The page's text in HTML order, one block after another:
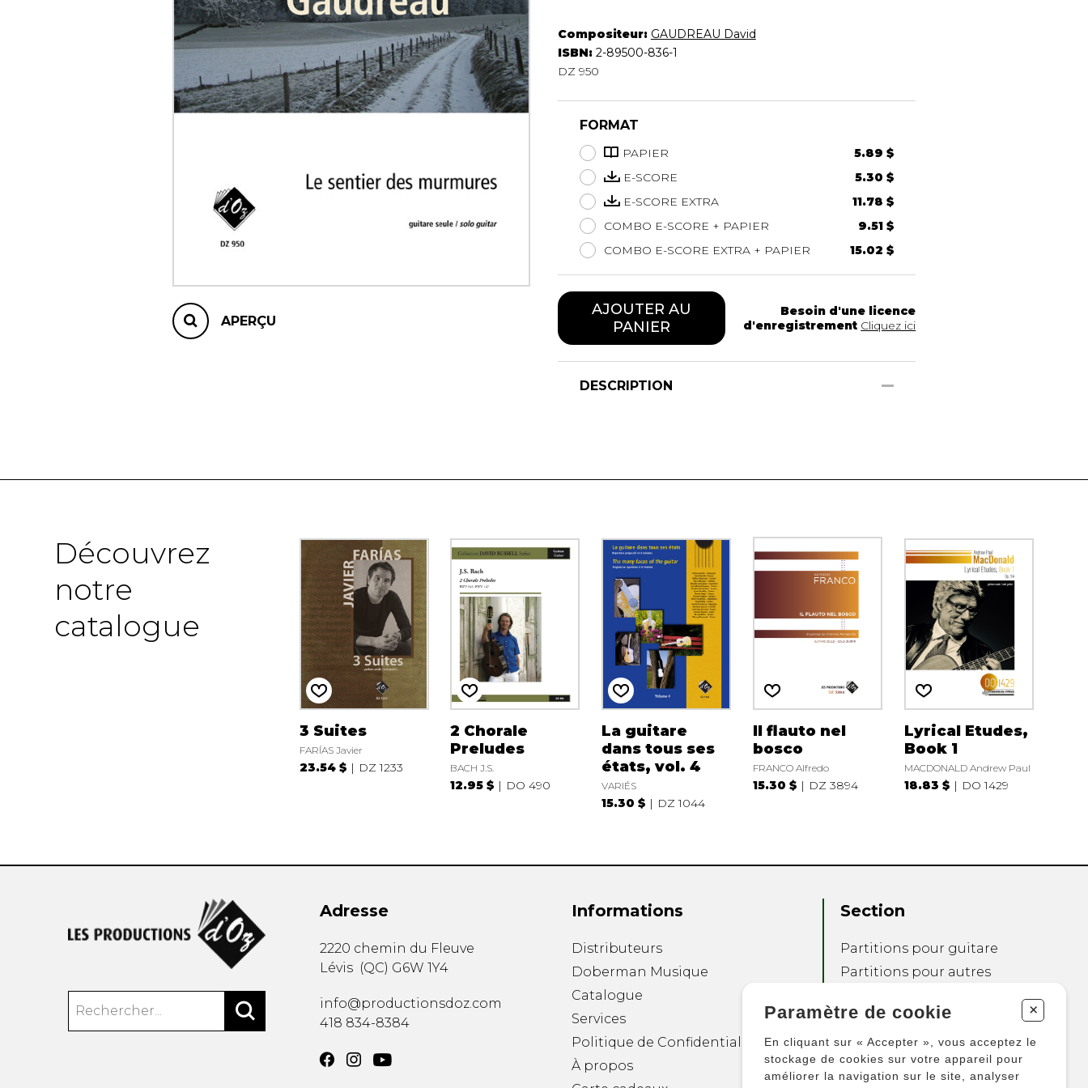
Luth
Mandoline
Orgue
Saxophone
Trombone
Trompette
Tuba
Ukulélé
Violon
Violoncelle
APERÇU
Compositeur: GAUDREAU David
ISBN: 2-89500-836-1
DZ 950
FORMAT
PAPIER
5.89 $
E-SCORE
5.30 $
E-SCORE EXTRA
11.78 $
COMBO E-SCORE + PAPIER
9.51 $
COMBO E-SCORE EXTRA + PAPIER
15.02 $
AJOUTER AU
PANIER
Besoin d'une licence
d'enregistrement Cliquez ici
DESCRIPTION
Découvrez
notre
catalogue
3 Suites
FARÍAS Javier
23.54 $ DZ 1233
2 Chorale
Preludes
BACH J.S.
12.95 $ DO 490
La guitare
dans tous ses
états, vol. 4
VARIÉS
15.30 $ DZ 1044
Il flauto nel
bosco
FRANCO Alfredo
15.30 $ DZ 3894
Lyrical Etudes,
Book 1
MACDONALD Andrew Paul
18.83 $ DO 1429
Adresse
2220 chemin du Fleuve
Lévis (QC) G6W 1Y4
info@productionsdoz.com
418 834-8384
Informations
Distributeurs
Doberman Musique
Catalogue
Services
Politique de Confidentialité
À propos
Section
Partitions pour guitare
Partitions pour autres
Partitions pour
ensembles
Autres produits
Paramètre de cookie +
En cliquant sur « Accepter », vous acceptez le
stockage de cookies sur votre appareil pour
améliorer la navigation sur le site, analyser